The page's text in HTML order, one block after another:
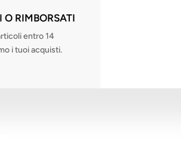
O RIMBORSATI
entro 14
i tuoi acquisti.